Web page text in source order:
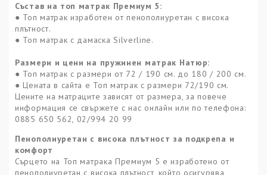
Състав на топ матрак Премиум 5:
● Топ матрак изработен от пенополиуретан с висока
плътност.
● Топ матрак с дамаскаSilverline.
Размери и цени на пружинен матрак Натюр:
● Топ матрак с размери от 72 / 190 см. до 180 / 200 см.
● Цената в сайта е Топ матрак с размери 72/190 см.
Цените на матраците зависят от размера, за повече
информация се свържете с нас онлайн или по телефона:
0885 650 562, 02/994 20 99
Пенополиуретан с висока плътност за подкрепа и
комфорт
Сърцето на Топ матрака Премиум 5 е изработено от
пенополиуретан с висока плътност, който осигурява